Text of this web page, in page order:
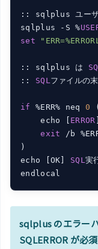
:: sqlplus ユーザ
sqlplus -S %
set
:: sqlplus は
:: SQLファイルの
if %ERR% neq 0 (
    echo [
ERROR
exit /b
)
echo [OK] SQL実
sqlplus のエラー
SQLERROR が必須